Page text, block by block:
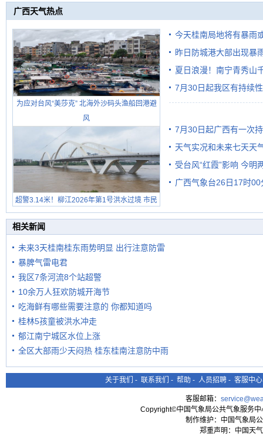
广西天气热点
为应对台风“美莎克” 北海外沙码头渔船回港避
风
超警3.14米！柳江2026年第1号洪水过境 市民
在堤岸见证汛况
今天桂南局地将有暴雨
需继续防范
昨日防城港大部出现暴
雨
夏日浪漫！南宁青秀山
7月30日起我区有持续
7月30日起广西有一次
天气实况和未来七天天
受台风“红霞”影响 今明
有较强降雨
广西气象台26日17时
相关新闻
未来3天桂南桂东雨势明显 出行注意防雷
暴脾气雷电君
我区7条河流8个站超警
10余万人狂欢防城开海节
吃海鲜有哪些需要注意的 你都知道吗
桂林5孩童被洪水冲走
郁江南宁城区水位上涨
全区大部雨少天闷热 桂东桂南注意防中雨
关于我们 - 联系我们 - 帮助 - 人员招聘 - 客服中心
客服邮箱：
Copyright©中国气象局公共气象服务
制作维护：中国气象局
郑重声明：中国天